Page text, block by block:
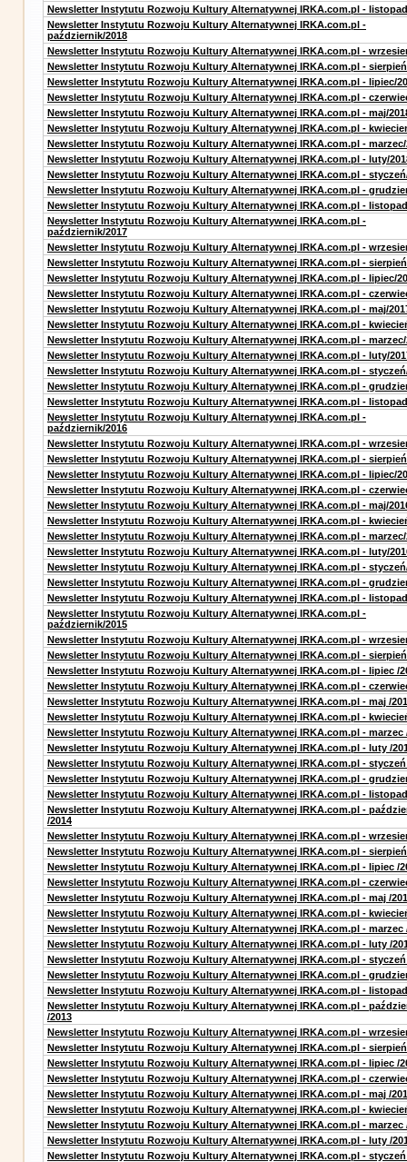
Newsletter Instytutu Rozwoju Kultury Alternatywnej IRKA.com.pl -
Newsletter Instytutu Rozwoju Kultury Alternatywnej IRKA.com.pl -
październik/2018
Newsletter Instytutu Rozwoju Kultury Alternatywnej IRKA.com.pl -
Newsletter Instytutu Rozwoju Kultury Alternatywnej IRKA.com.pl -
Newsletter Instytutu Rozwoju Kultury Alternatywnej IRKA.com.pl - lipiec/
Newsletter Instytutu Rozwoju Kultury Alternatywnej IRKA.com.pl -
Newsletter Instytutu Rozwoju Kultury Alternatywnej IRKA.com.pl - maj/
Newsletter Instytutu Rozwoju Kultury Alternatywnej IRKA.com.pl -
Newsletter Instytutu Rozwoju Kultury Alternatywnej IRKA.com.pl - marzec/
Newsletter Instytutu Rozwoju Kultury Alternatywnej IRKA.com.pl - luty/
Newsletter Instytutu Rozwoju Kultury Alternatywnej IRKA.com.pl -
Newsletter Instytutu Rozwoju Kultury Alternatywnej IRKA.com.pl -
Newsletter Instytutu Rozwoju Kultury Alternatywnej IRKA.com.pl -
Newsletter Instytutu Rozwoju Kultury Alternatywnej IRKA.com.pl -
październik/2017
Newsletter Instytutu Rozwoju Kultury Alternatywnej IRKA.com.pl -
Newsletter Instytutu Rozwoju Kultury Alternatywnej IRKA.com.pl -
Newsletter Instytutu Rozwoju Kultury Alternatywnej IRKA.com.pl - lipiec/
Newsletter Instytutu Rozwoju Kultury Alternatywnej IRKA.com.pl -
Newsletter Instytutu Rozwoju Kultury Alternatywnej IRKA.com.pl - maj/
Newsletter Instytutu Rozwoju Kultury Alternatywnej IRKA.com.pl -
Newsletter Instytutu Rozwoju Kultury Alternatywnej IRKA.com.pl - marzec/
Newsletter Instytutu Rozwoju Kultury Alternatywnej IRKA.com.pl - luty/
Newsletter Instytutu Rozwoju Kultury Alternatywnej IRKA.com.pl -
Newsletter Instytutu Rozwoju Kultury Alternatywnej IRKA.com.pl -
Newsletter Instytutu Rozwoju Kultury Alternatywnej IRKA.com.pl -
Newsletter Instytutu Rozwoju Kultury Alternatywnej IRKA.com.pl -
październik/2016
Newsletter Instytutu Rozwoju Kultury Alternatywnej IRKA.com.pl -
Newsletter Instytutu Rozwoju Kultury Alternatywnej IRKA.com.pl -
Newsletter Instytutu Rozwoju Kultury Alternatywnej IRKA.com.pl - lipiec/
Newsletter Instytutu Rozwoju Kultury Alternatywnej IRKA.com.pl -
Newsletter Instytutu Rozwoju Kultury Alternatywnej IRKA.com.pl - maj/
Newsletter Instytutu Rozwoju Kultury Alternatywnej IRKA.com.pl -
Newsletter Instytutu Rozwoju Kultury Alternatywnej IRKA.com.pl - marzec/
Newsletter Instytutu Rozwoju Kultury Alternatywnej IRKA.com.pl - luty/
Newsletter Instytutu Rozwoju Kultury Alternatywnej IRKA.com.pl -
Newsletter Instytutu Rozwoju Kultury Alternatywnej IRKA.com.pl -
Newsletter Instytutu Rozwoju Kultury Alternatywnej IRKA.com.pl -
Newsletter Instytutu Rozwoju Kultury Alternatywnej IRKA.com.pl -
październik/2015
Newsletter Instytutu Rozwoju Kultury Alternatywnej IRKA.com.pl -
Newsletter Instytutu Rozwoju Kultury Alternatywnej IRKA.com.pl -
Newsletter Instytutu Rozwoju Kultury Alternatywnej IRKA.com.pl - lipiec /
Newsletter Instytutu Rozwoju Kultury Alternatywnej IRKA.com.pl -
Newsletter Instytutu Rozwoju Kultury Alternatywnej IRKA.com.pl - maj /
Newsletter Instytutu Rozwoju Kultury Alternatywnej IRKA.com.pl -
Newsletter Instytutu Rozwoju Kultury Alternatywnej IRKA.com.pl - marzec
Newsletter Instytutu Rozwoju Kultury Alternatywnej IRKA.com.pl - luty /
Newsletter Instytutu Rozwoju Kultury Alternatywnej IRKA.com.pl - styczeń
Newsletter Instytutu Rozwoju Kultury Alternatywnej IRKA.com.pl -
Newsletter Instytutu Rozwoju Kultury Alternatywnej IRKA.com.pl - listopad
Newsletter Instytutu Rozwoju Kultury Alternatywnej IRKA.com.pl -
/2014
Newsletter Instytutu Rozwoju Kultury Alternatywnej IRKA.com.pl -
Newsletter Instytutu Rozwoju Kultury Alternatywnej IRKA.com.pl - sierpień
Newsletter Instytutu Rozwoju Kultury Alternatywnej IRKA.com.pl - lipiec /
Newsletter Instytutu Rozwoju Kultury Alternatywnej IRKA.com.pl -
Newsletter Instytutu Rozwoju Kultury Alternatywnej IRKA.com.pl - maj /
Newsletter Instytutu Rozwoju Kultury Alternatywnej IRKA.com.pl -
Newsletter Instytutu Rozwoju Kultury Alternatywnej IRKA.com.pl - marzec
Newsletter Instytutu Rozwoju Kultury Alternatywnej IRKA.com.pl - luty /
Newsletter Instytutu Rozwoju Kultury Alternatywnej IRKA.com.pl - styczeń
Newsletter Instytutu Rozwoju Kultury Alternatywnej IRKA.com.pl -
Newsletter Instytutu Rozwoju Kultury Alternatywnej IRKA.com.pl - listopad
Newsletter Instytutu Rozwoju Kultury Alternatywnej IRKA.com.pl -
/2013
Newsletter Instytutu Rozwoju Kultury Alternatywnej IRKA.com.pl -
Newsletter Instytutu Rozwoju Kultury Alternatywnej IRKA.com.pl - sierpień
Newsletter Instytutu Rozwoju Kultury Alternatywnej IRKA.com.pl - lipiec /
Newsletter Instytutu Rozwoju Kultury Alternatywnej IRKA.com.pl -
Newsletter Instytutu Rozwoju Kultury Alternatywnej IRKA.com.pl - maj /
Newsletter Instytutu Rozwoju Kultury Alternatywnej IRKA.com.pl -
Newsletter Instytutu Rozwoju Kultury Alternatywnej IRKA.com.pl - marzec
Newsletter Instytutu Rozwoju Kultury Alternatywnej IRKA.com.pl - luty /
Newsletter Instytutu Rozwoju Kultury Alternatywnej IRKA.com.pl - styczeń